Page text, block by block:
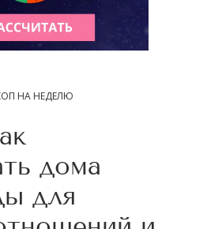
НА НЕДЕЛЮ
дома
для